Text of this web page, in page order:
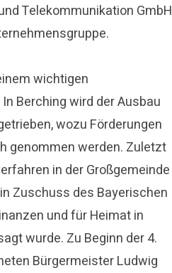
Telekommunikation GmbH
wichtigen
Berching wird der Ausbau
wozu Förderungen
genommen werden. Zuletzt
in der Großgemeinde
Zuschuss des Bayerischen
und für Heimat in
wurde. Zu Beginn der 4.
Bürgermeister Ludwig